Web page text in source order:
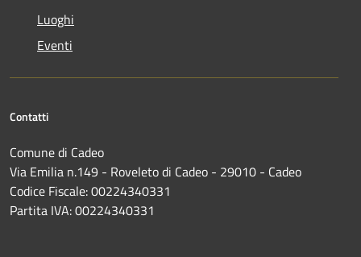
Luoghi
Eventi
Contatti
Comune di Cadeo
Via Emilia n.149 - Roveleto di Cadeo - 29010 - Cadeo
Codice Fiscale: 00224340331
Partita IVA: 00224340331